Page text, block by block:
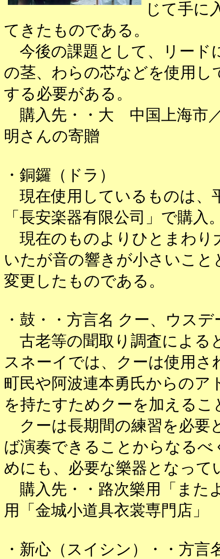
じて手に
てきたものである。
今後の課題として、リード
の茎、わらの芯などを使用し
する必要がある。
購入先・・大 中国上海市
明さんの寄贈
・銅鑼（ドラ）
現在使用しているものは、
「長安楽器有限公司」で購入
現在のものよりひとまわり
いたが音の響きが小さいこ
変更したものである。
・鼓・・方言名 クー、ウス
古老等の聞取り調査による
スネーイでは、クーは使用
町民や阿波連本勇氏からの
を持たすためクーを加える
クーは長期間の練習を必要
ば演奏できることからなる
めにも、必要な樂器となって
購入先・・路次樂用「また
用「金城小道具衣裳専門店」
・新心（スイシン）・・方言